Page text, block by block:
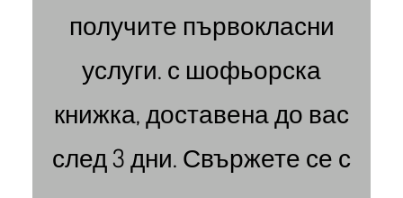
получите първокласни
услуги. с шофьорска
книжка, доставена до вас
след 3 дни. Свържете се с